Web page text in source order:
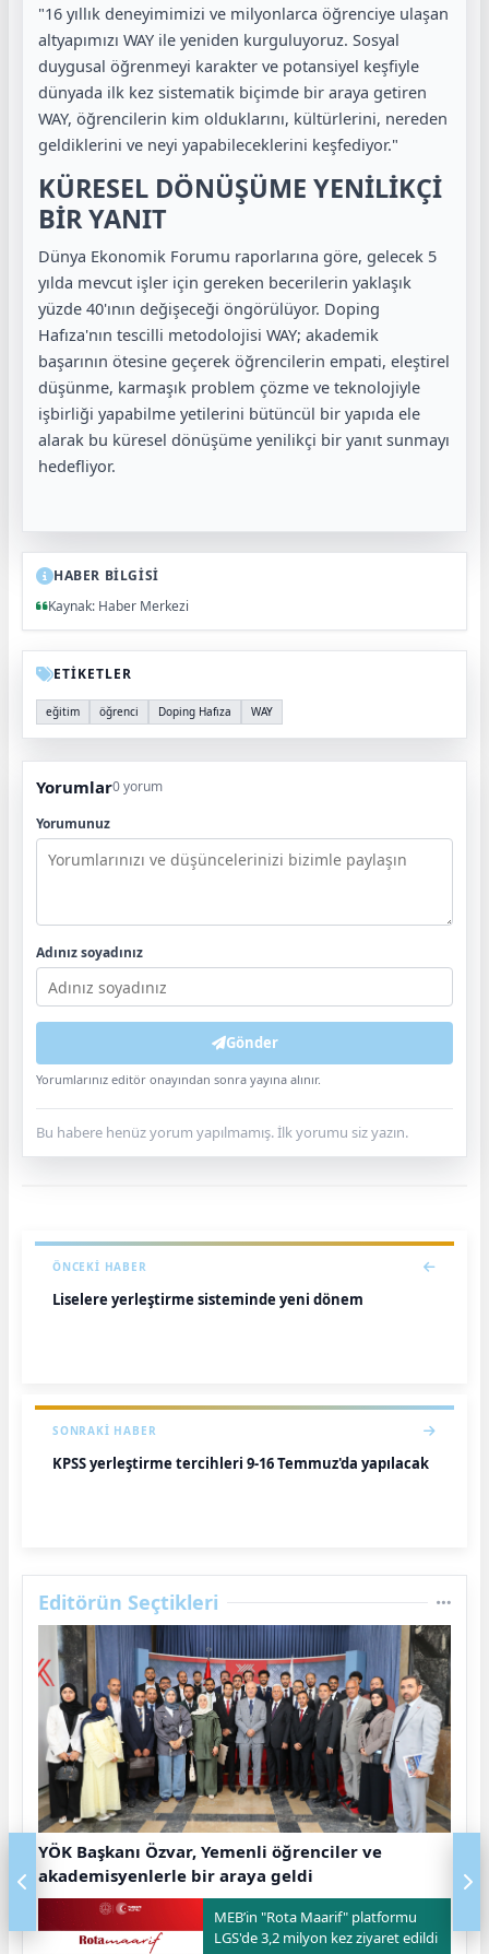
"16 yıllık deneyimimizi ve milyonlarca öğrenciye ulaşan
altyapımızı WAY ile yeniden kurguluyoruz. Sosyal
duygusal öğrenmeyi karakter ve potansiyel keşfiyle
dünyada ilk kez sistematik biçimde bir araya getiren
WAY, öğrencilerin kim olduklarını, kültürlerini, nereden
geldiklerini ve neyi yapabileceklerini keşfediyor."
KÜRESEL DÖNÜŞÜME YENİLİKÇİ
BİR YANIT
Dünya Ekonomik Forumu raporlarına göre, gelecek 5
yılda mevcut işler için gereken becerilerin yaklaşık
yüzde 40'ının değişeceği öngörülüyor. Doping
Hafıza'nın tescilli metodolojisi WAY; akademik
başarının ötesine geçerek öğrencilerin empati, eleştirel
düşünme, karmaşık problem çözme ve teknolojiyle
işbirliği yapabilme yetilerini bütüncül bir yapıda ele
alarak bu küresel dönüşüme yenilikçi bir yanıt sunmayı
hedefliyor.
HABER BİLGİSİ
Kaynak: Haber Merkezi
ETİKETLER
eğitim öğrenci Doping Hafıza WAY
Yorumlar0 yorum
Yorumunuz
Adınız soyadınız
Gönder
Yorumlarınız editör onayından sonra yayına alınır.
Bu habere henüz yorum yapılmamış. İlk yorumu siz yazın.
ÖNCEKI HABER
Liselere yerleştirme sisteminde yeni dönem
SONRAKI HABER
KPSS yerleştirme tercihleri 9-16 Temmuz'da yapılacak
Editörün Seçtikleri
YÖK Başkanı Özvar, Yemenli öğrenciler ve
akademisyenlerle bir araya geldi
MEB’in "Rota Maarif" platformu
LGS'de 3,2 milyon kez ziyaret edildi